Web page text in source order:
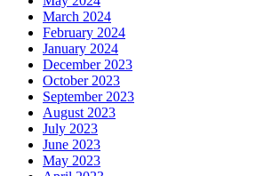
March 2024
February 2024
January 2024
December 2023
October 2023
September 2023
August 2023
July 2023
June 2023
May 2023